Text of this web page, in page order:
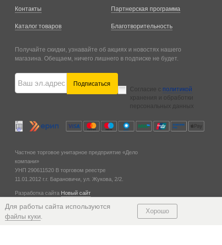
Контакты
Каталог товаров
Партнерская программа
Благотворительность
Получайте скидки, узнавайте об акциях и новостях нашего
магазина. Обещаем, ничего лишнего в подписке не будет.
Подписаться
Согласие с политикой
хранения и обработки
персональных данных
Частное торговое унитарное предприятие «Дело
компани»
УНП 290611520 В торговом реестре
11.01.2012 г. г. Барановичи, ул. Жукова, 2/2.
Разработка сайта Новый сайт
Для работы сайта используются
файлы куки
Хорошо